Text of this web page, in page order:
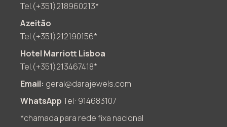
Tel.(+351)218960213*
Azeitão
Tel.(+351)212190156*
Hotel Marriott Lisboa
Tel.(+351)213467418*
Email: geral@darajewels.com
WhatsAppTel: 914683107
*chamada para rede fixa nacional